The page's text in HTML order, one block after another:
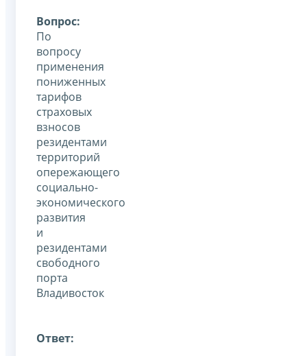
Вопрос:
По
вопросу
применения
пониженных
тарифов
страховых
взносов
резидентами
территорий
опережающего
социально-
экономического
развития
и
резидентами
свободного
порта
Владивосток
Ответ: